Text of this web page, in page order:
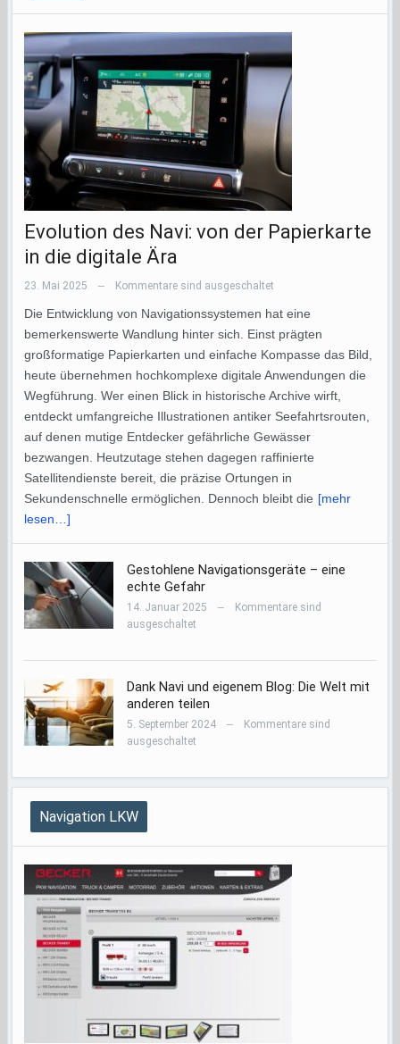
Evolution des Navi: von der Papierkarte
in die digitale Ära
23. Mai 2025 — Kommentare sind ausgeschaltet
Die Entwicklung von Navigationssystemen hat eine
bemerkenswerte Wandlung hinter sich. Einst prägten
großformatige Papierkarten und einfache Kompasse das Bild,
heute übernehmen hochkomplexe digitale Anwendungen die
Wegführung. Wer einen Blick in historische Archive wirft,
entdeckt umfangreiche Illustrationen antiker Seefahrtsrouten,
auf denen mutige Entdecker gefährliche Gewässer
bezwangen. Heutzutage stehen dagegen raffinierte
Satellitendienste bereit, die präzise Ortungen in
Sekundenschnelle ermöglichen. Dennoch bleibt die [mehr
lesen…]
Gestohlene Navigationsgeräte – eine
echte Gefahr
14. Januar 2025 —
Kommentare sind
ausgeschaltet
Dank Navi und eigenem Blog: Die Welt mit
anderen teilen
5. September 2024 —
Kommentare sind
ausgeschaltet
Navigation LKW